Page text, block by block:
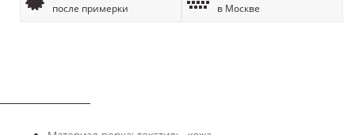
после примерки
в Москве